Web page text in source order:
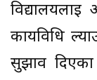
कार्यविधि
सुझाव दिएका